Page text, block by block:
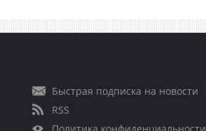
Быстрая подписка на новости
RSS